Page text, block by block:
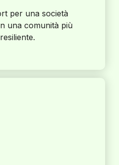
per una società
una comunità più